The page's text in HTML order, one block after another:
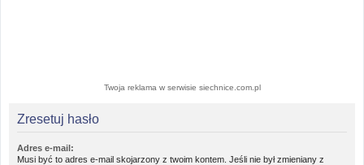
Twoja reklama w serwisie siechnice.com.pl
Zresetuj hasło
Adres e-mail:
Musi być to adres e-mail skojarzony z twoim kontem. Jeśli nie był zmieniany z